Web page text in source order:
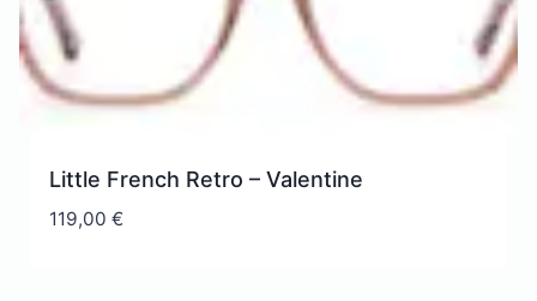
Little French Retro – Valentine
119,00€